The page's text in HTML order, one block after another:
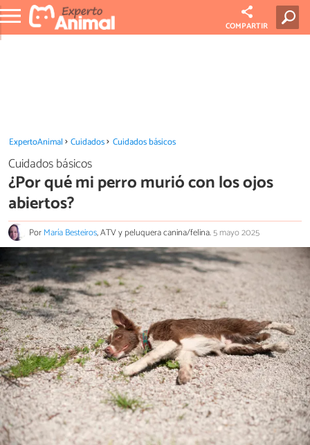
COMPARTIR
ExpertoAnimal Cuidados Cuidados básicos
Cuidados básicos
¿Por qué mi perro murió con los ojos
abiertos?
PorMaría Besteiros, ATV y peluquera canina/felina.5 mayo 2025